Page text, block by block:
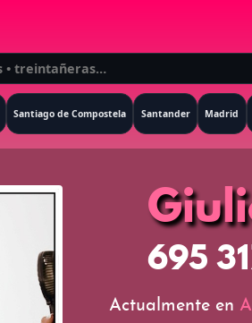
Santiago de Compostela Santander Madrid
695
Actualmente en